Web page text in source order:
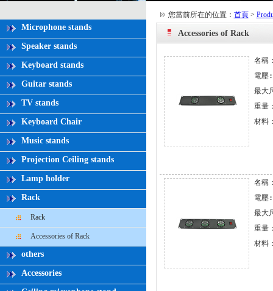
Microphone stands
Speaker stands
Keyboard stands
Guitar stands
TV stands
Keyboard Chair
Music stands
Projection Ceiling stands
Lamp holder
Rack
Rack
Accessories of Rack
others
Accessories
您當前所在的位置： 首頁>
Accessories of Rack
名稱
電壓
最大
重量
材料
名稱
電壓
最大
重量
材料